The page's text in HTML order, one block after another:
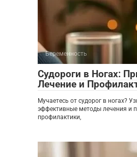
Беременность
Судороги в Ногах:
Лечение и
Мучаетесь от судорог в ногах?
эффективные методы лечения и
профилактики,